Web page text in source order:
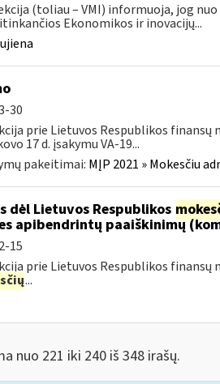
(toliau – VMI) informuoja, jog
Ekonomikos ir inovacijų...
30
prie Lietuvos Respublikos
17 d. įsakymu VA-19...
pakeitimai: MĮP 2021 » Mokesčiu
dėl Lietuvos Respublikos
apibendrintų paaiškinimų
15
prie Lietuvos Respublikos
...
nuo 221 iki 240 iš 348 irašų.